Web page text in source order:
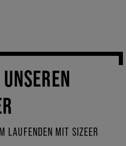
LAUFENDEN MIT SIZEER